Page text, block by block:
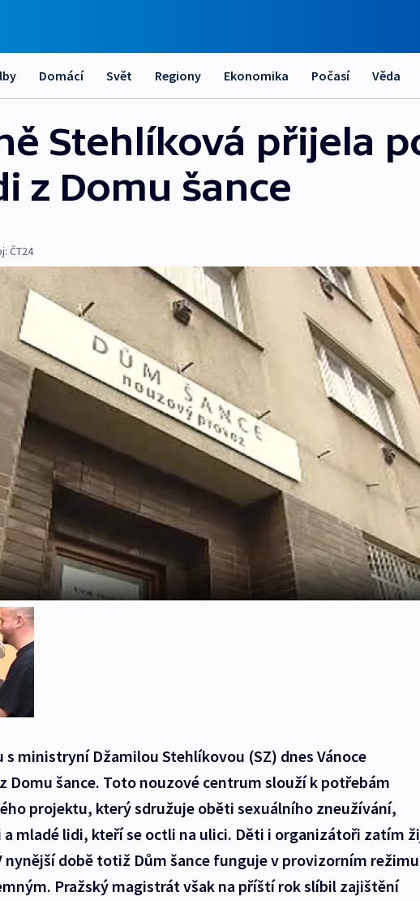
Domácí Svět Regiony Ekonomika Počasí Věda
Stehlíková přijela
z Domu šance
ČT24
s ministryní Džamilou Stehlíkovou (SZ) dnes Vánoce
Domu šance. Toto nouzové centrum slouží k potřebám
projektu, který sdružuje oběti sexuálního zneužívání,
a mladé lidi, kteří se octli na ulici. Děti i organizátoři zatím
nynější době totiž Dům šance funguje v provizorním režimu
Pražský magistrát však na příští rok slíbil zajištění